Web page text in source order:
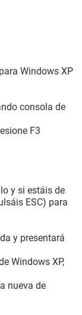
Windows XP
consola de
F3
y si estáis de
ESC) para
y presentará
Windows XP,
nueva de